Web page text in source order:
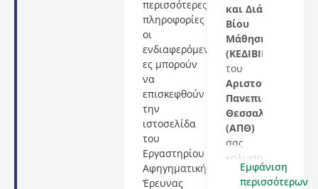
περισσότερες
πληροφορίες
οι
ενδιαφερόμενοι/
ες μπορούν
να
επισκεφθούν
την
ιστοσελίδα
του
Εργαστηρίου
Αφηγηματικής
Έρευνας
και Διά
Βίου
Μάθησης
(ΚΕΔΙΒΙΜ)
του
Αριστοτελείου
Πανεπιστημίου
Θεσσαλονίκης
(ΑΠΘ)
σας
καλωσορίζει
στοΕμφάνιση
περισσότερων